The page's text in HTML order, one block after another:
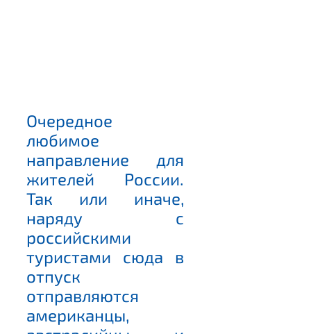
Очередное
любимое
направление для
жителей России.
Так или иначе,
наряду с
российскими
туристами сюда в
отпуск
отправляются
американцы,